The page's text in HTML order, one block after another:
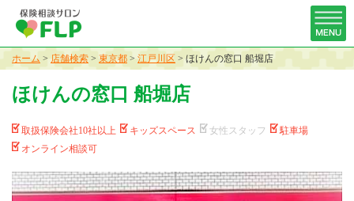
ホーム > 店舗検索 > 東京都 > 江戸川区 > ほけんの窓口 船堀店
ほけんの窓口 船堀店
取扱保険会社10社以上 キッズスペース 女性スタッフ
駐車場
オンライン相談可